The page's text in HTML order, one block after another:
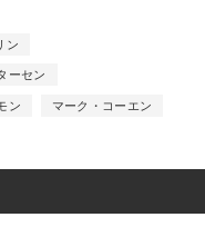
ン
ーセン
ン
マーク・コーエン